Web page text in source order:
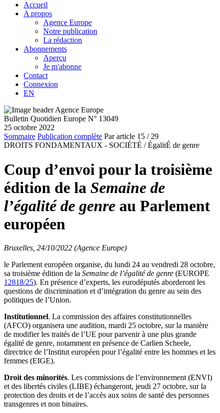
Accueil
A propos
Agence Europe
Notre publication
La rédaction
Abonnements
Aperçu
Je m'abonne
Contact
Connexion
EN
Bulletin Quotidien Europe N° 13049
25 octobre 2022
Sommaire Publication complète Par article 15 / 29
DROITS FONDAMENTAUX - SOCIÉTÉ / ÉgalitÉ de genre
Coup d’envoi pour la troisième
édition de la Semaine de
l’égalité de genre au Parlement
européen
Bruxelles, 24/10/2022 (Agence Europe)
le Parlement européen organise, du lundi 24 au vendredi 28 octobre,
sa troisième édition de la Semaine de l’égalité de genre (EUROPE
12818/25). En présence d’experts, les eurodéputés aborderont les
questions de discrimination et d’intégration du genre au sein des
politiques de l’Union.
Institutionnel. La commission des affaires constitutionnelles
(AFCO) organisera une audition, mardi 25 octobre, sur la manière
de modifier les traités de l’UE pour parvenir à une plus grande
égalité de genre, notamment en présence de Carlien Scheele,
directrice de l’Institut européen pour l’égalité entre les hommes et les
femmes (EIGE).
Droit des minorités. Les commissions de l’environnement (ENVI)
et des libertés civiles (LIBE) échangeront, jeudi 27 octobre, sur la
protection des droits et de l’accès aux soins de santé des personnes
transgenres et non binaires.